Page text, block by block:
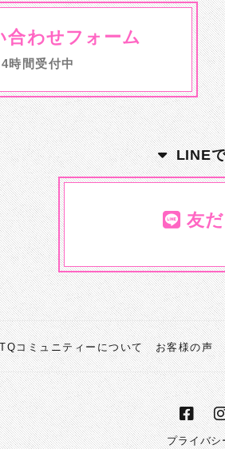
合わせフォーム
時間受付中
LINE
友
コミュニティーについて お客様の声
プライバシ